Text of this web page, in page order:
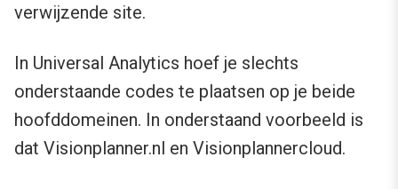
verwijzende site.
In Universal Analytics hoef je slechts
onderstaande codes te plaatsen op je beide
hoofddomeinen. In onderstaand voorbeeld is
dat Visionplanner.nl en Visionplannercloud.